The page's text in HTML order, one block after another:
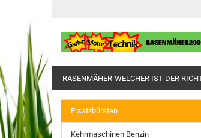
RASENMÄHER-WELCHER IST DER
Ersatzbürsten
Kehrmaschinen Benzin